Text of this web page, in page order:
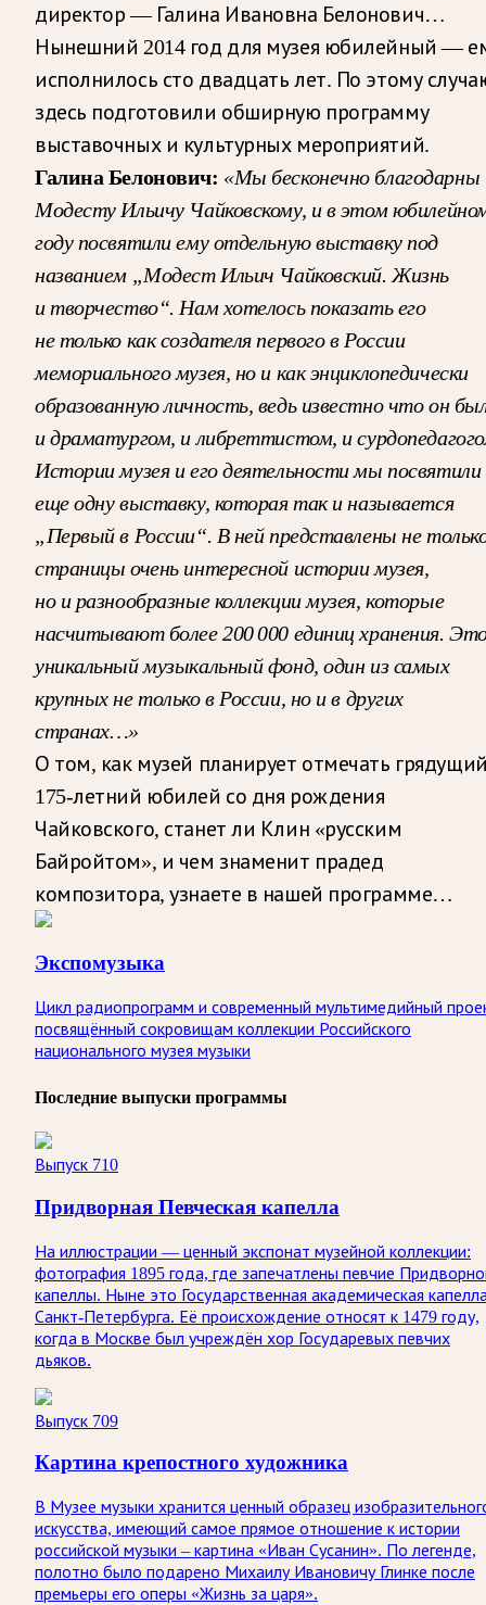
директор — Галина Ивановна Белонович…
Нынешний 2014 год для музея юбилейный —
исполнилось сто двадцать лет. По этому
здесь подготовили обширную программу
выставочных и культурных мероприятий.
Галина Белонович: «Мы бесконечно благодарны
Модесту Ильичу Чайковскому, и в этом
году посвятили ему отдельную выставку под
названием „Модест Ильич Чайковский. Жизнь
и творчество“. Нам хотелось показать его
не только как создателя первого в России
мемориального музея, но и как энциклопедически
образованную личность, ведь известно что он
и драматургом, и либреттистом, и
Истории музея и его деятельности мы посвятили
еще одну выставку, которая так и называется
„Первый в России“. В ней представлены не
страницы очень интересной истории музея,
но и разнообразные коллекции музея, которые
насчитывают более 200 000 единиц хранения.
уникальный музыкальный фонд, один из самых
крупных не только в России, но и в других
странах…»
О том, как музей планирует отмечать
175-летний юбилей со дня рождения
Чайковского, станет ли Клин «русским
Байройтом», и чем знаменит прадед
композитора, узнаете в нашей программе…
Экспомузыка
Цикл радиопрограмм и современный мультимедийный
посвящённый сокровищам коллекции Российского
национального музея музыки
Последние выпуски программы
Выпуск 710
Придворная Певческая капелла
На иллюстрации — ценный экспонат музейной коллекции:
фотография 1895 года, где запечатлены певчие
капеллы. Ныне это Государственная академическая
Санкт‑Петербурга. Её происхождение относят к 1479 году,
когда в Москве был учреждён хор Государевых певчих
дьяков.
Выпуск 709
Картина крепостного художника
В Музее музыки хранится ценный образец
искусства, имеющий самое прямое отношение к истории
российской музыки – картина «Иван Сусанин». По легенде,
полотно было подарено Михаилу Ивановичу Глинке после
премьеры его оперы «Жизнь за царя».